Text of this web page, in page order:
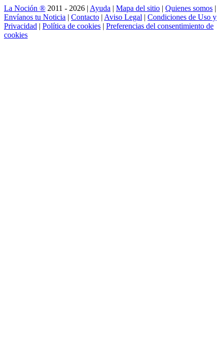
La Noción ® 2011 - 2026 | Ayuda | Mapa del sitio | Quienes somos |
Envíanos tu Noticia | Contacto | Aviso Legal | Condiciones de Uso y
Privacidad | Política de cookies | Preferencias del consentimiento de
cookies